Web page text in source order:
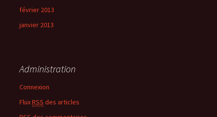
février 2013
janvier 2013
Administration
Connexion
FluxRSS des articles